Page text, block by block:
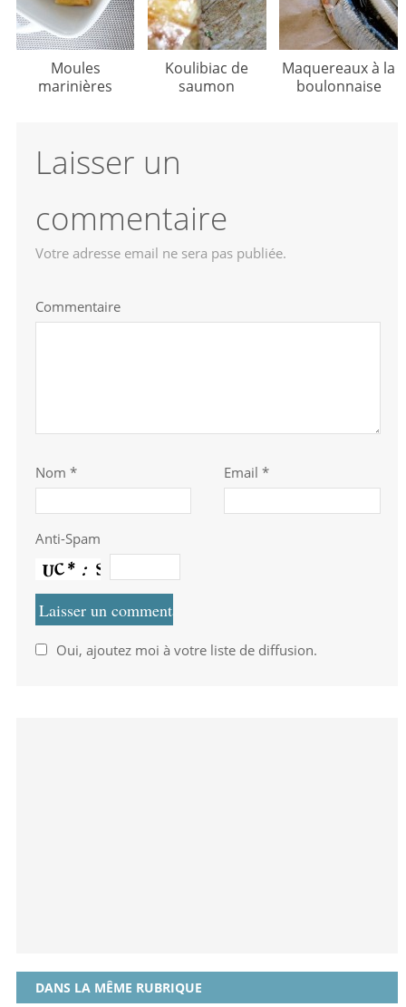
Moules
marinières
Koulibiac de
saumon
Maquereaux à la
boulonnaise
Laisser un
commentaire
Votre adresse email ne sera pas publiée.
Commentaire
Nom * Email *
Anti-Spam
Oui, ajoutez moi à votre liste de diffusion.
DANS LA MÊME RUBRIQUE